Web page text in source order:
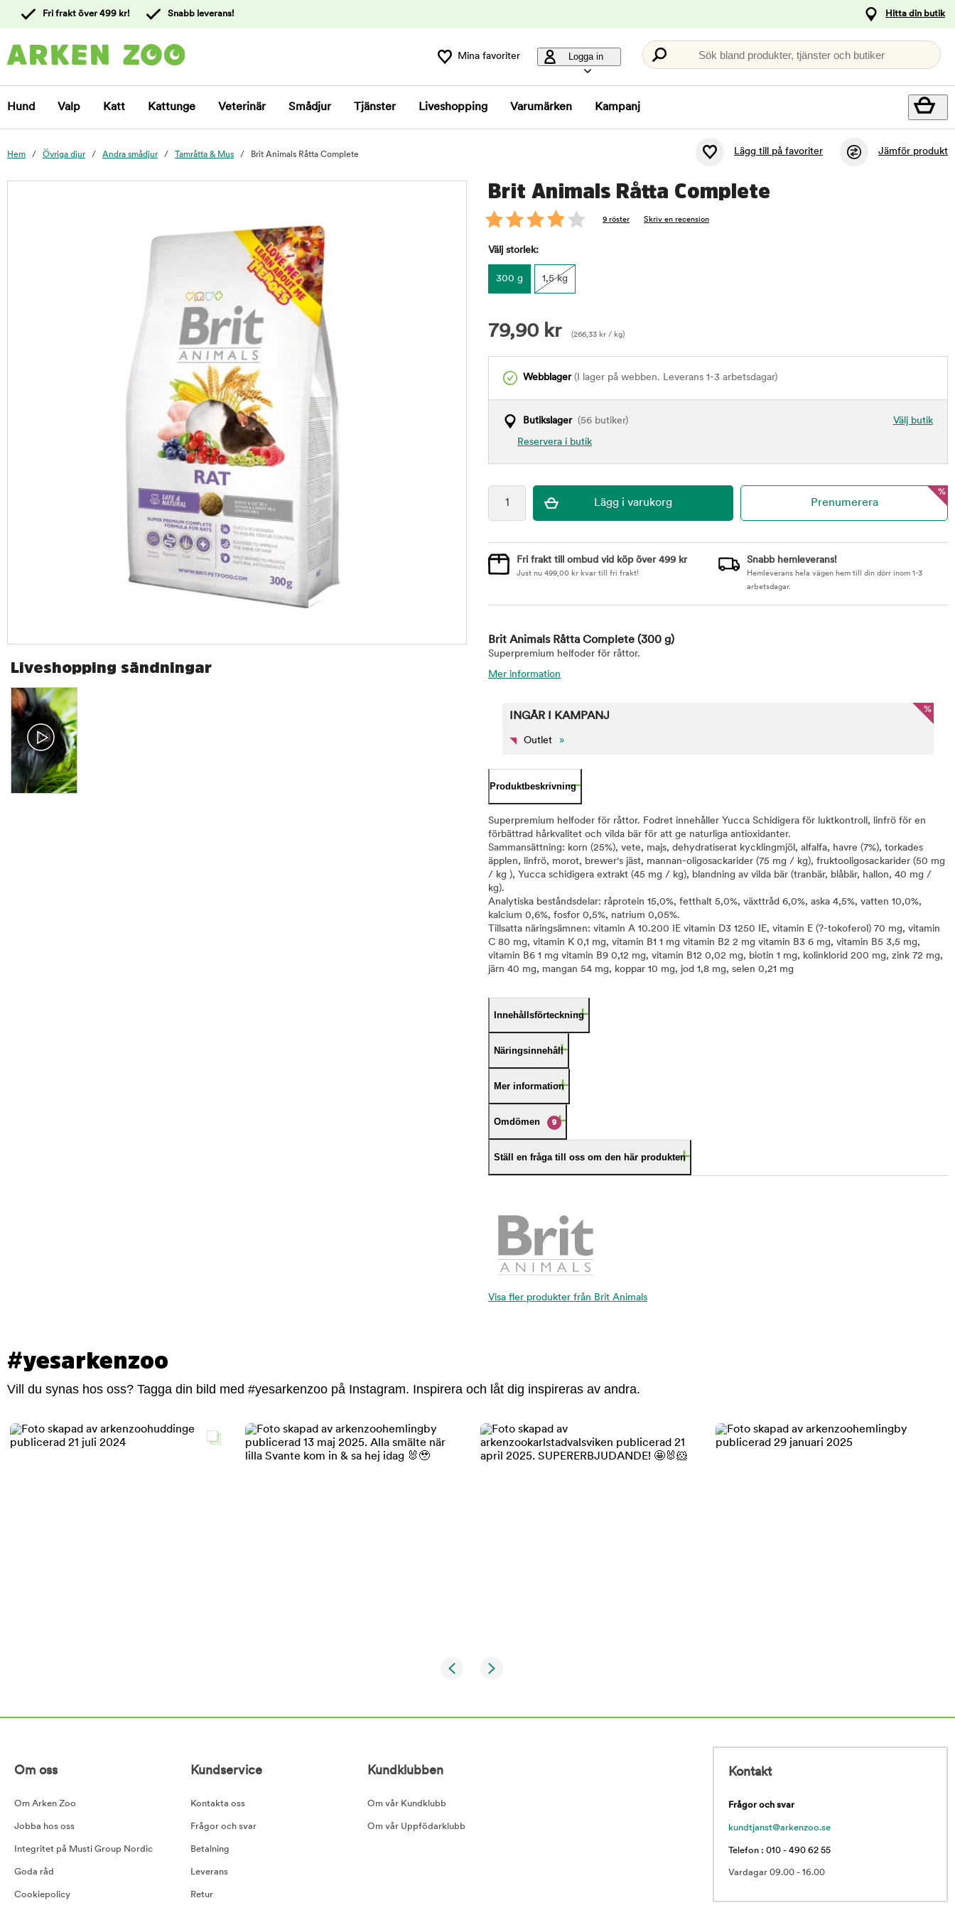
kundtjänst
Fri frakt över 499 kr! Snabb leverans! Hitta din butik
Mina favoriter Logga in Sök bland produkter, tjänster och butiker
Hund Valp Katt Kattunge Veterinär Smådjur Tjänster Liveshopping Varumärken Kampanj
Hem Övriga djur Andra smådjur Tamråtta & Mus Brit Animals Råtta Complete Lägg till på favoriter Jämför produkt
Brit Animals Råtta Complete
9 röster Skriv en recension
Liveshopping sändningar
Välj storlek:
300 g 1,5 kg
79,90 kr (266,33 kr / kg)
Webblager(I lager på webben. Leverans 1-3 arbetsdagar)
Välj butik
Butikslager(56 butiker)
Reservera i butik
%
Fri frakt till ombud vid köp över 499 kr
Just nu 499,00 kr kvar till fri frakt!
Snabb hemleverans!
Hemleverans hela vägen hem till din dörr inom 1-3
arbetsdagar.
Brit Animals Råtta Complete (300 g)
Superpremium helfoder för råttor.
Mer information
%
INGÅR I KAMPANJ
Outlet »
Produktbeskrivning
Superpremium helfoder för råttor. Fodret innehåller Yucca Schidigera för luktkontroll, linfrö för en
förbättrad hårkvalitet och vilda bär för att ge naturliga antioxidanter.
Sammansättning: korn (25%), vete, majs, dehydratiserat kycklingmjöl, alfalfa, havre (7%), torkades
äpplen, linfrö, morot, brewer's jäst, mannan-oligosackarider (75 mg / kg), fruktooligosackarider (50 mg
/ kg ), Yucca schidigera extrakt (45 mg / kg), blandning av vilda bär (tranbär, blåbär, hallon, 40 mg /
kg).
Analytiska beståndsdelar: råprotein 15,0%, fetthalt 5,0%, växttråd 6,0%, aska 4,5%, vatten 10,0%,
kalcium 0,6%, fosfor 0,5%, natrium 0,05%.
Tillsatta näringsämnen: vitamin A 10.200 IE vitamin D3 1250 IE, vitamin E (?-tokoferol) 70 mg, vitamin
C 80 mg, vitamin K 0,1 mg, vitamin B1 1 mg vitamin B2 2 mg vitamin B3 6 mg, vitamin B5 3,5 mg,
vitamin B6 1 mg vitamin B9 0,12 mg, vitamin B12 0,02 mg, biotin 1 mg, kolinklorid 200 mg, zink 72 mg,
järn 40 mg, mangan 54 mg, koppar 10 mg, jod 1,8 mg, selen 0,21 mg
Innehållsförteckning
Näringsinnehåll
Mer information
Omdömen 9
Ställ en fråga till oss om den här produkten
Visa fler produkter från Brit Animals
#yesarkenzoo
Vill du synas hos oss? Tagga din bild med #yesarkenzoo på Instagram. Inspirera och låt dig inspireras av andra.
Om oss
Om Arken Zoo
Jobba hos oss
Integritet på Musti Group Nordic
Goda råd
Cookiepolicy
Kundservice
Kontakta oss
Frågor och svar
Betalning
Leverans
Retur
Kundklubben
Om vår Kundklubb
Om vår Uppfödarklubb
Kontakt
Frågor och svar
kundtjanst@arkenzoo.se
Telefon : 010 - 490 62 55
Vardagar 09.00 - 16.00